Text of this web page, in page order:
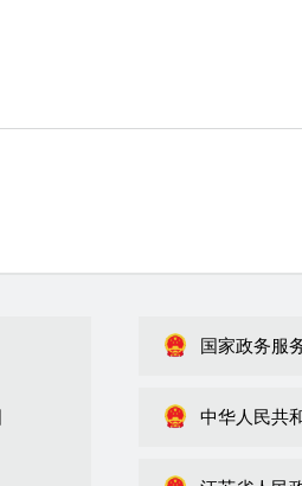
国家政务服
中华人民共